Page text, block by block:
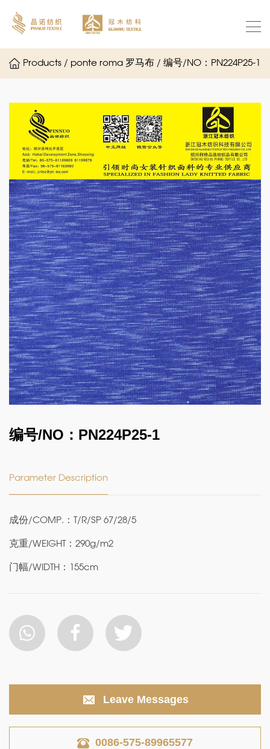
Products / ponte roma 罗马布 / 编号/NO：PN224P25-1
编号/NO：PN224P25-1
Parameter Description
成份/COMP.：T/R/SP 67/28/5
克重/WEIGHT：290g/m2
门幅/WIDTH：155cm
Leave Messages
0086-575-89965577